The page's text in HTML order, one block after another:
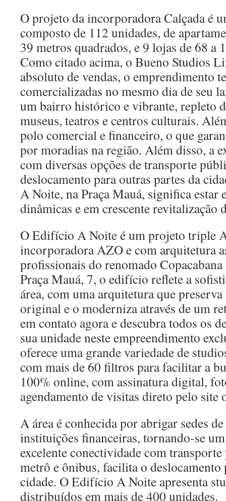
O projeto da incorporadora Calçada é
composto de 112 unidades, de
39 metros quadrados, e 9 lojas de 68 a
Como citado acima, o Bueno Studios
absoluto de vendas, o emprendimento
comercializadas no mesmo dia de seu
um bairro histórico e vibrante, repleto
museus, teatros e centros culturais.
polo comercial e financeiro, o que
por moradias na região. Além disso, a
com diversas opções de transporte
deslocamento para outras partes da
A Noite, na Praça Mauá, significa estar
dinâmicas e em crescente revitalização
O Edifício A Noite é um projeto triple
incorporadora AZO e com arquitetura
profissionais do renomado
Praça Mauá, 7, o edifício reflete a
área, com uma arquitetura que
original e o moderniza através de um
em contato agora e descubra todos os
sua unidade neste empreendimento
oferece uma grande variedade de
com mais de 60 filtros para facilitar a
100% online, com assinatura digital,
agendamento de visitas direto pelo site
A área é conhecida por abrigar sedes
instituições financeiras, tornando-se
excelente conectividade com
metrô e ônibus, facilita o deslocamento
cidade. O Edifício A Noite apresenta
distribuídos em mais de 400 unidades.